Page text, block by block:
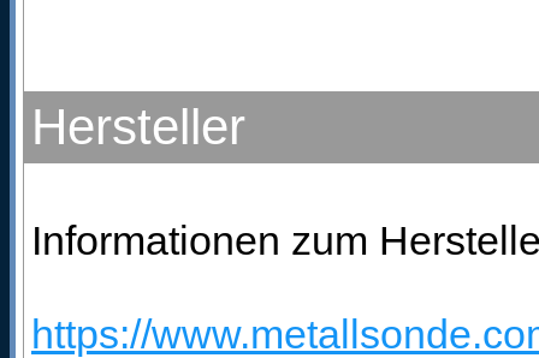
Hersteller
Informationen zum
https://